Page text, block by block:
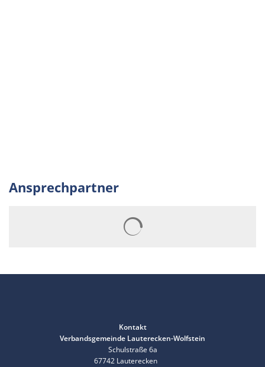
Ansprechpartner
Kontakt
Verbandsgemeinde Lauterecken-Wolfstein
Schulstraße 6a
67742 Lauterecken